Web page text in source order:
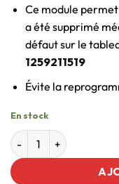
Ce module
a été supprimé
défaut sur le
1259211519
Évite la
En stock